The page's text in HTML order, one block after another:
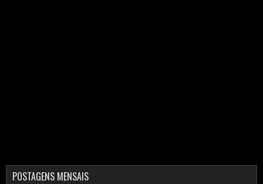
POSTAGENS MENSAIS